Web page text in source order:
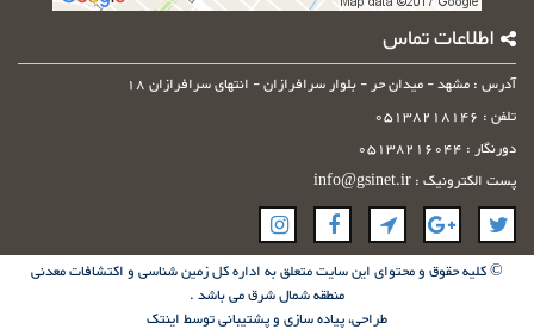
اطلاعات تماس
آدرس : مشهد - میدان حر - بلوار سرافرازان - انتهای سرافرازان 18
تلفن : 05138218146
دورنگار : 05138216044
پست الکترونیک : info@gsinet.ir
© کلیه حقوق و محتوای این سایت متعلق به اداره کل زمین شناسی و اکتشافات معدنی
منطقه شمال شرق می باشد .
طراحی، پیاده سازی و پشتیبانی توسطاینتک